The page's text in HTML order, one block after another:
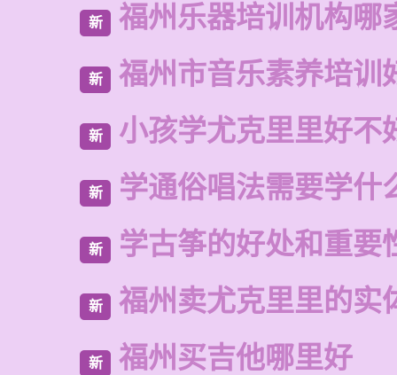
新 福州乐器培训机构哪
新 福州市音乐素养培训
新 小孩学尤克里里好不
新 学通俗唱法需要学什
新 学古筝的好处和重要
新 福州卖尤克里里的实
新 福州买吉他哪里好